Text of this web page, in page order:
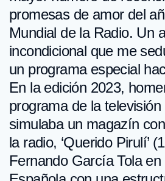
promesas de amor del
Mundial de la Radio. Un
incondicional que me
un programa especial
En la edición 2023,
programa de la
simulaba un magazín
la radio, ‘Querido Pirulí’
Fernando García Tola en